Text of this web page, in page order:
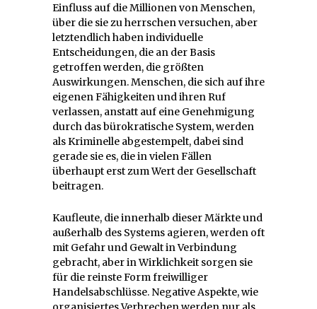
Einfluss auf die Millionen von Menschen,
über die sie zu herrschen versuchen, aber
letztendlich haben individuelle
Entscheidungen, die an der Basis
getroffen werden, die größten
Auswirkungen. Menschen, die sich auf ihre
eigenen Fähigkeiten und ihren Ruf
verlassen, anstatt auf eine Genehmigung
durch das bürokratische System, werden
als Kriminelle abgestempelt, dabei sind
gerade sie es, die in vielen Fällen
überhaupt erst zum Wert der Gesellschaft
beitragen.
Kaufleute, die innerhalb dieser Märkte und
außerhalb des Systems agieren, werden oft
mit Gefahr und Gewalt in Verbindung
gebracht, aber in Wirklichkeit sorgen sie
für die reinste Form freiwilliger
Handelsabschlüsse. Negative Aspekte, wie